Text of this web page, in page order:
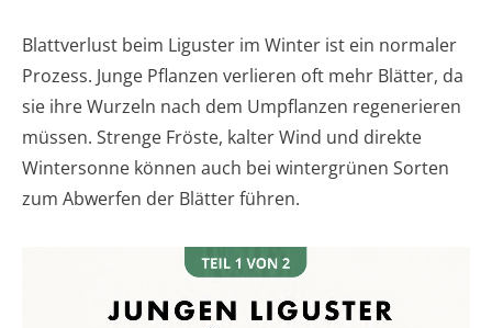
Blattverlust beim Liguster im Winter ist ein normaler
Prozess. Junge Pflanzen verlieren oft mehr Blätter, da
sie ihre Wurzeln nach dem Umpflanzen regenerieren
müssen. Strenge Fröste, kalter Wind und direkte
Wintersonne können auch bei wintergrünen Sorten
zum Abwerfen der Blätter führen.